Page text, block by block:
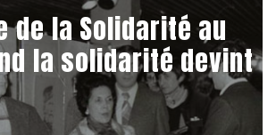
de la Solidarité au
la solidarité devint